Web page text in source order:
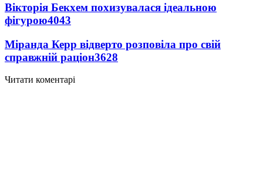
Вікторія Бекхем похизувалася ідеальною
фігурою4043
Міранда Керр відверто розповіла про свій
справжній раціон3628
Читати коментарі